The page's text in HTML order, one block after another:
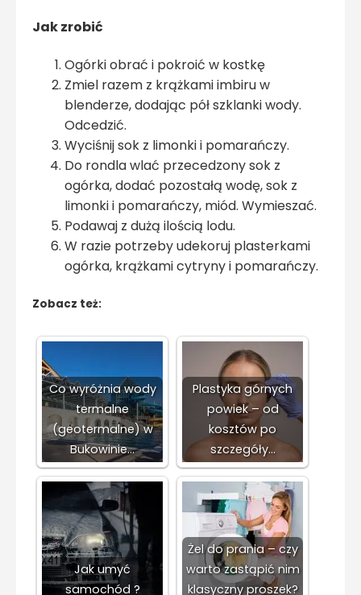
Jak zrobić
Ogórki obrać i pokroić w kostkę
Zmiel razem z krążkami imbiru w
blenderze, dodając pół szklanki wody.
Odcedzić.
Wyciśnij sok z limonki i pomarańczy.
Do rondla wlać przecedzony sok z
ogórka, dodać pozostałą wodę, sok z
limonki i pomarańczy, miód. Wymieszać.
Podawaj z dużą ilością lodu.
W razie potrzeby udekoruj plasterkami
ogórka, krążkami cytryny i pomarańczy.
Zobacz też:
Co wyróżnia wody
termalne
(geotermalne) w
Bukowinie…
Plastyka górnych
powiek – od
kosztów po
szczegóły…
Jak umyć
samochód ?
Żel do prania – czy
warto zastąpić nim
klasyczny proszek?